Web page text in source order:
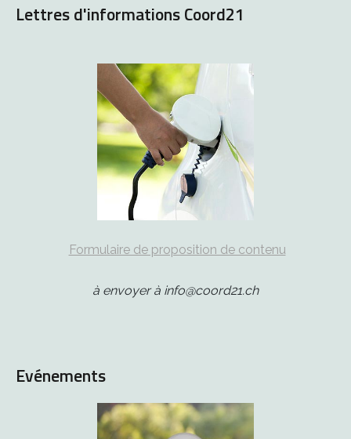
Lettres d'informations Coord21
Formulaire de proposition de contenu
à envoyer à info@coord21.ch
Evénements